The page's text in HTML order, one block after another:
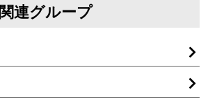
関連グループ